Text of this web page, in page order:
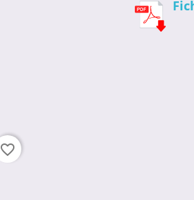
favorite_border